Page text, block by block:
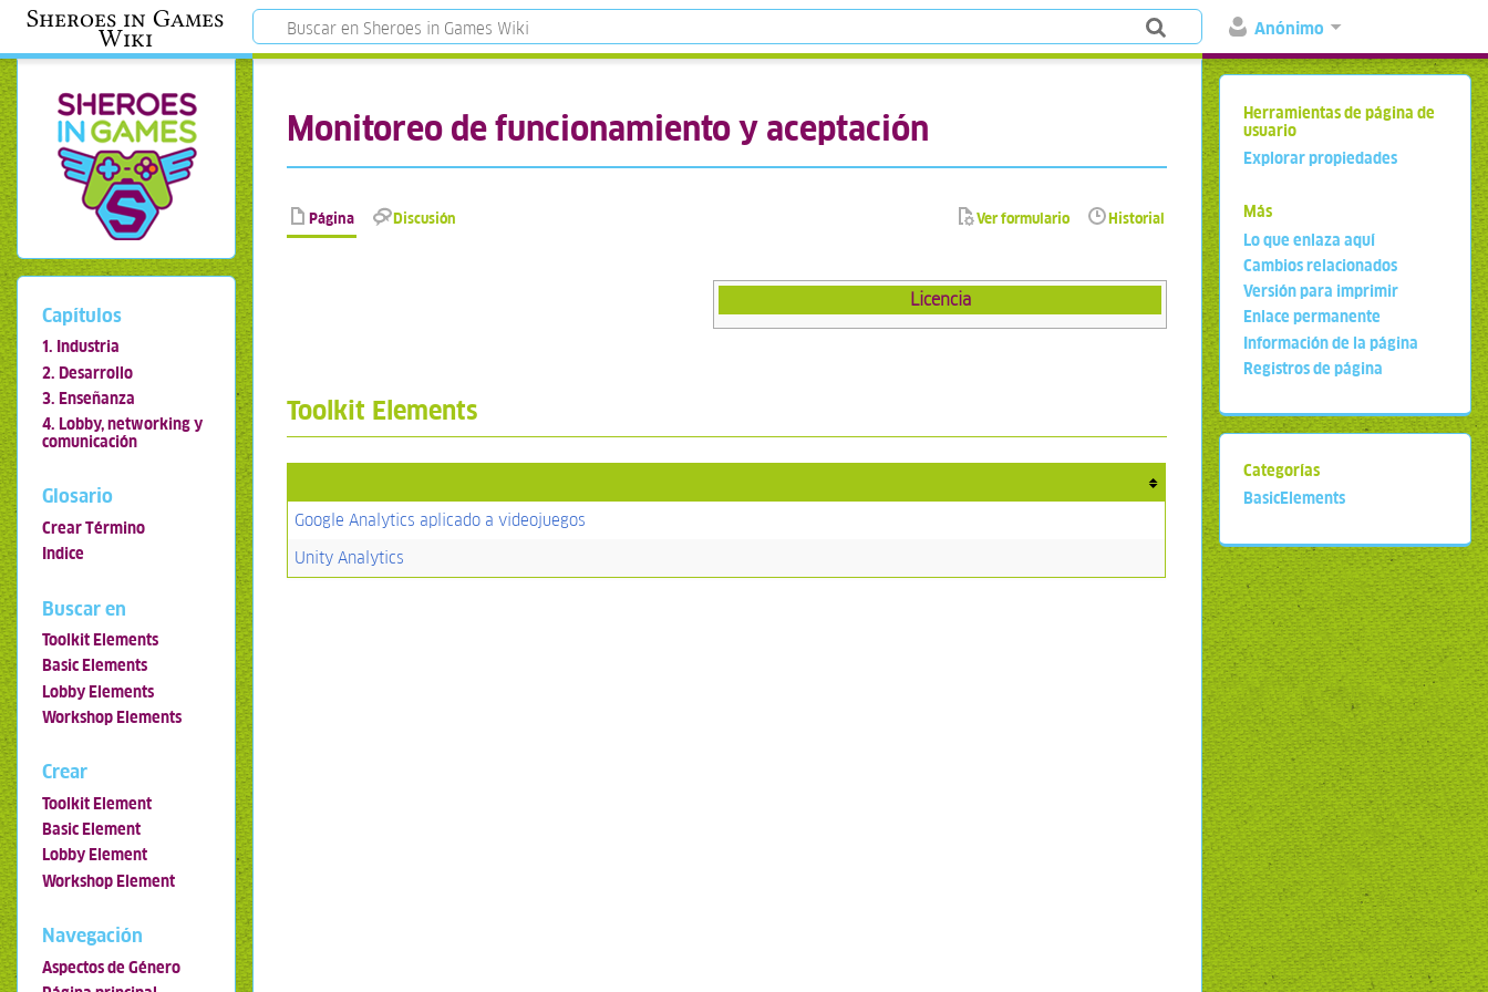
Anónimo
Sheroes in Games
Wiki
Monitoreo de funcionamiento y aceptación
Página Discusión Ver formulario Historial
Licencia
Toolkit Elements
Google Analytics aplicado a videojuegos
Unity Analytics
Capítulos
1. Industria
2. Desarrollo
3. Enseñanza
4. Lobby, networking y
comunicación
Glosario
Crear Término
Indice
Buscar en
Toolkit Elements
Basic Elements
Lobby Elements
Workshop Elements
Crear
Toolkit Element
Basic Element
Lobby Element
Workshop Element
Navegación
Aspectos de Género
Herramientas de página de
usuario
Explorar propiedades
Más
Lo que enlaza aquí
Cambios relacionados
Versión para imprimir
Enlace permanente
Información de la página
Registros de página
Categorías
BasicElements